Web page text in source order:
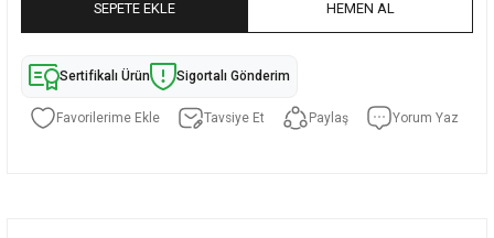
SEPETE EKLE HEMEN AL
Sertifikalı Ürün Sigortalı Gönderim
Tavsiye Et Paylaş Yorum Yaz